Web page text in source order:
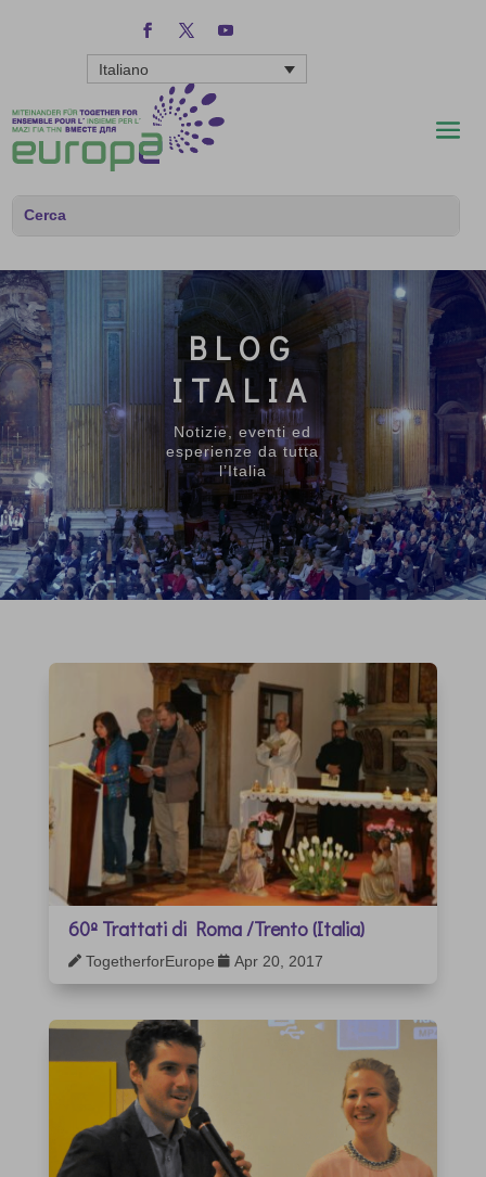
Italiano
BLOG
ITALIA
Notizie, eventi ed
esperienze da tutta
l’Italia
60º Trattati di Roma /Trento (Italia)
 TogetherforEurope  Apr 20, 2017